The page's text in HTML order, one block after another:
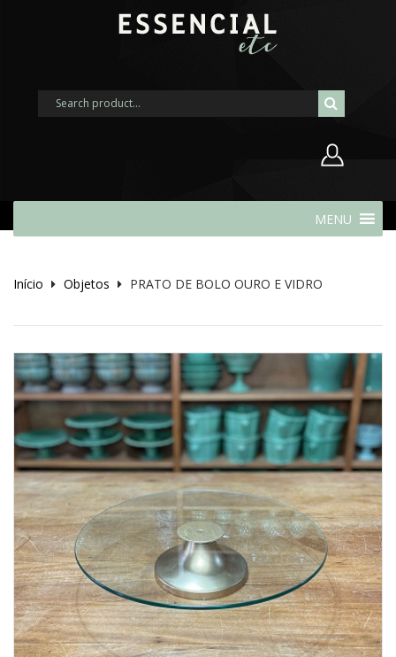
Lembrar-me
Lost Password
Cadastrar Conta
MENU
Início Objetos PRATO DE BOLO OURO E VIDRO